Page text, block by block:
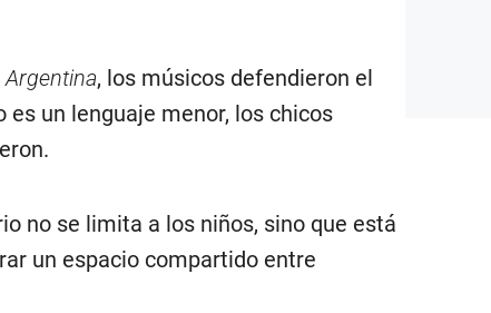
, los músicos defendieron el
un lenguaje menor, los chicos
no se limita a los niños, sino que está
un espacio compartido entre